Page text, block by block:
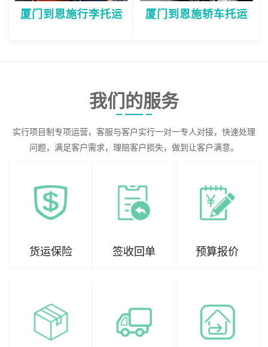
厦门到恩施行李托运 厦门到恩施轿车托运
我们的服务
实行项目制专项运营，客服与客户实行一对一专人对接，快速处理
问题，满足客户需求，理赔客户损失，做到让客户满意。
货运保险 签收回单 预算报价